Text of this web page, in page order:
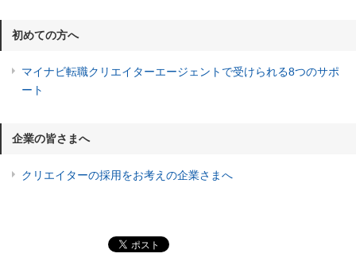
初めての方へ
マイナビ転職クリエイターエージェントで受けられる8つのサポ
ート
企業の皆さまへ
クリエイターの採用をお考えの企業さまへ